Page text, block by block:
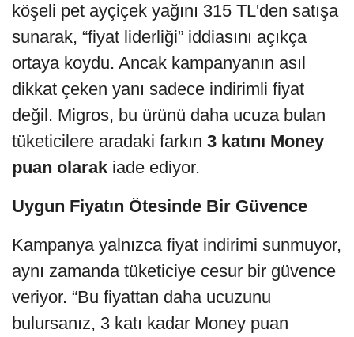
köşeli pet ayçiçek yağını 315 TL'den satışa
sunarak, “fiyat liderliği” iddiasını açıkça
ortaya koydu. Ancak kampanyanın asıl
dikkat çeken yanı sadece indirimli fiyat
değil. Migros, bu ürünü daha ucuza bulan
tüketicilere aradaki farkın 3 katını Money
puan olarak iade ediyor.
Uygun Fiyatın Ötesinde Bir Güvence
Kampanya yalnızca fiyat indirimi sunmuyor,
aynı zamanda tüketiciye cesur bir güvence
veriyor. “Bu fiyattan daha ucuzunu
bulursanız, 3 katı kadar Money puan